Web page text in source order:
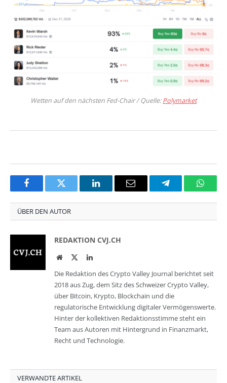
Wetten auf den nächsten Fed-Chair / Quelle:Polymarket
FacebookTwitter LinkedInEmail Telegram
ÜBER DEN AUTOR
REDAKTION CVJ.CH
WebsiteTwitterLinkedIn
Die Redaktion des Crypto Valley Journal berichtet seit
2018 aus Zug, dem Sitz des Schweizer Crypto Valley,
über Bitcoin, Krypto, Blockchain und die
regulatorische Entwicklung digitaler Vermögenswerte.
Hinter der kollektiven Redaktionsstimme steht ein
Team aus Autoren mit Hintergrund in Finanzmarkt,
Recht und Technologie.
VERWANDTE ARTIKEL